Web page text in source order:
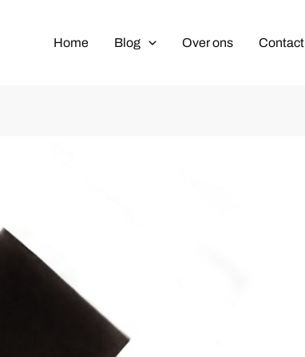
Home Blog Over ons Contact